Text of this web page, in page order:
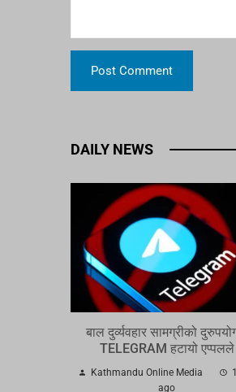
DAILY NEWS
बाल दुर्व्यवहार सामग्रीको
TELEGRAM हटायो एप्पलले
Kathmandu Online Media
ago